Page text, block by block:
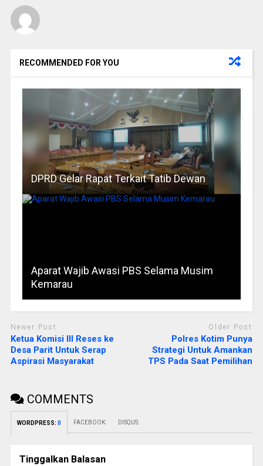
RECOMMENDED FOR YOU
DPRD Gelar Rapat Terkait Tatib Dewan
Aparat Wajib Awasi PBS Selama Musim
Kemarau
Newer Post
Ketua Komisi III Reses ke
Desa Parit Untuk Serap
Aspirasi Masyarakat
Older Post
Polres Kotim Punya
Strategi Untuk Amankan
TPS Pada Saat Pemilihan
COMMENTS
WORDPRESS: 0 FACEBOOK: DISQUS:
Tinggalkan Balasan